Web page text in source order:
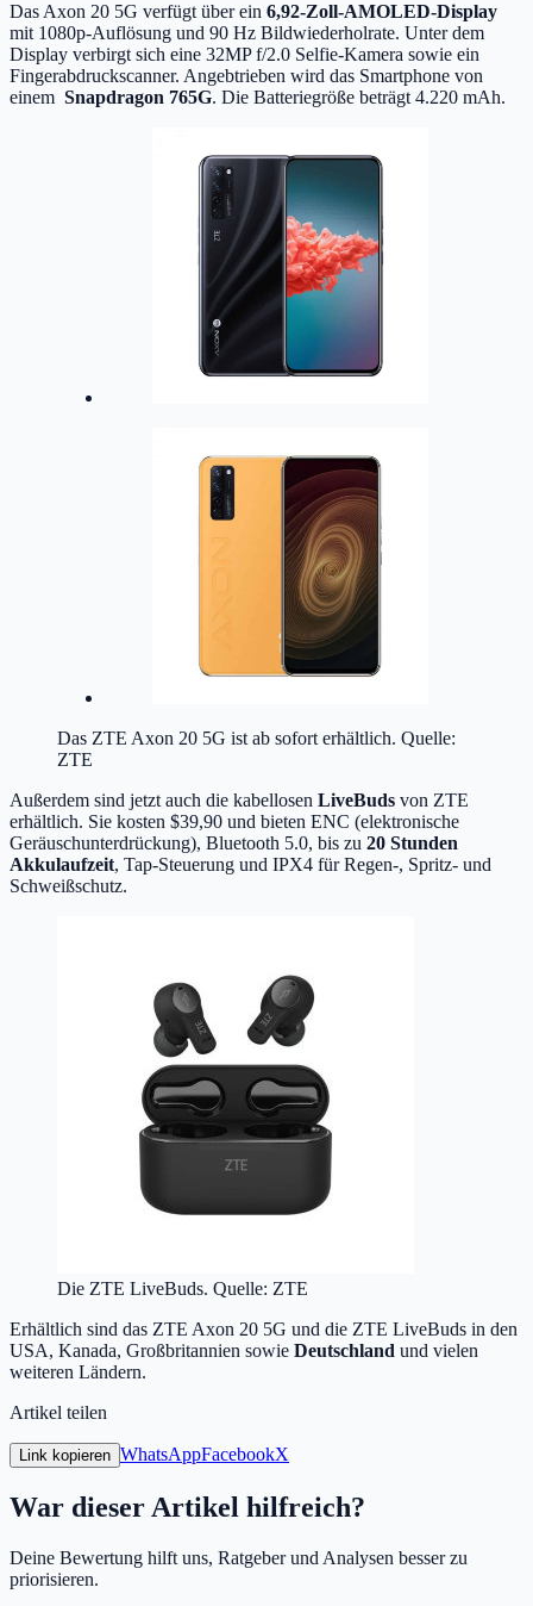
Das Axon 20 5G verfügt über ein 6,92-Zoll-AMOLED-Display
mit 1080p-Auflösung und 90 Hz Bildwiederholrate. Unter dem
Display verbirgt sich eine 32MP f/2.0 Selfie-Kamera sowie ein
Fingerabdruckscanner. Angebtrieben wird das Smartphone von
einem Snapdragon 765G. Die Batteriegröße beträgt 4.220 mAh.
Das ZTE Axon 20 5G ist ab sofort erhältlich. Quelle:
ZTE
Außerdem sind jetzt auch die kabellosen LiveBuds von ZTE
erhältlich. Sie kosten $39,90 und bieten ENC (elektronische
Geräuschunterdrückung), Bluetooth 5.0, bis zu 20 Stunden
Akkulaufzeit, Tap-Steuerung und IPX4 für Regen-, Spritz- und
Schweißschutz.
Die ZTE LiveBuds. Quelle: ZTE
Erhältlich sind das ZTE Axon 20 5G und die ZTE LiveBuds in den
USA, Kanada, Großbritannien sowie Deutschland und vielen
weiteren Ländern.
Artikel teilen
Link kopieren WhatsAppFacebookX
War dieser Artikel hilfreich?
Deine Bewertung hilft uns, Ratgeber und Analysen besser zu
priorisieren.